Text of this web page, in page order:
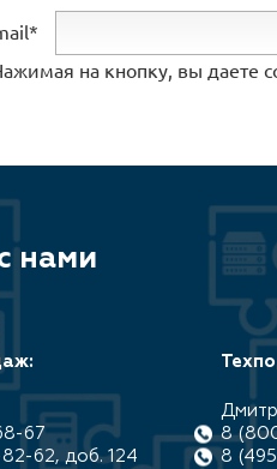
на кнопку, вы даете
нами
67
62, доб. 124
8
8